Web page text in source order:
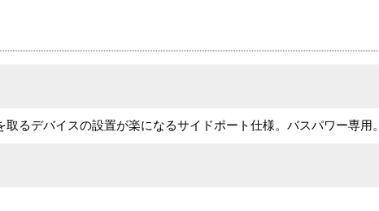
るデバイスの設置が楽になるサイドポート仕様。バスパワー専用。